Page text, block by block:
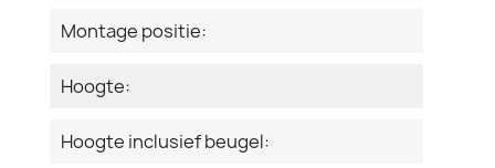
Montage positie:
Hoogte:
Hoogte inclusief beugel: